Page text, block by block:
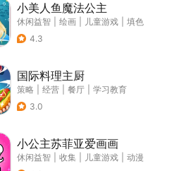
小美人鱼魔法公主
休闲益智 绘画 儿童游戏
填色
4.3
国际料理主厨
策略 经营 餐厅
学习教育
3.0
小公主苏菲亚爱画画
休闲益智 收集 儿童游戏
动漫